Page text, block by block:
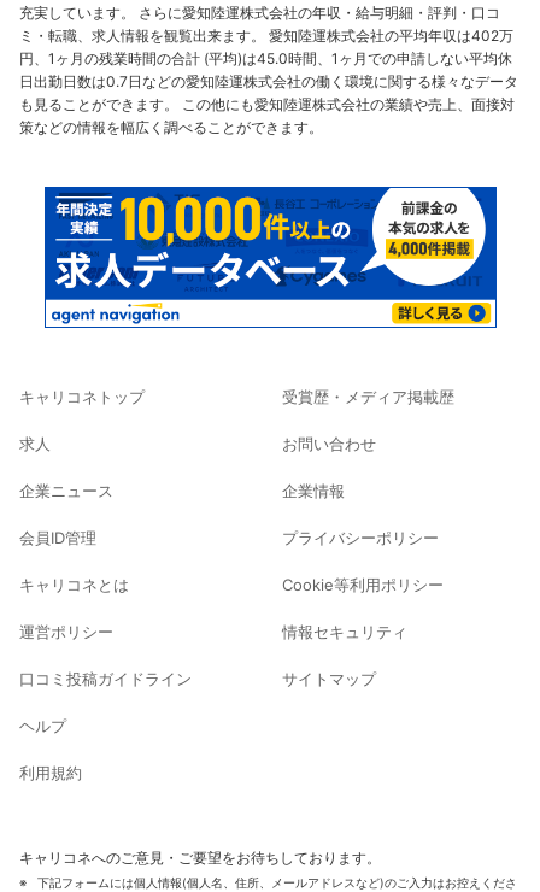
充実しています。 さらに愛知陸運株式会社の年収・給与明細・評判・口コ
ミ・転職、求人情報を観覧出来ます。 愛知陸運株式会社の平均年収は402万
円、1ヶ月の残業時間の合計 (平均)は45.0時間、1ヶ月での申請しない平均休
日出勤日数は0.7日などの愛知陸運株式会社の働く環境に関する様々なデータ
も見ることができます。 この他にも愛知陸運株式会社の業績や売上、面接対
策などの情報を幅広く調べることができます。
キャリコネトップ
求人
企業ニュース
会員ID管理
キャリコネとは
運営ポリシー
口コミ投稿ガイドライン
ヘルプ
利用規約
受賞歴・メディア掲載歴
お問い合わせ
企業情報
プライバシーポリシー
Cookie等利用ポリシー
情報セキュリティ
サイトマップ
キャリコネへのご意見・ご要望をお待ちしております。
下記フォームには個人情報(個人名、住所、メールアドレスなど)のご入力はお控えくださ